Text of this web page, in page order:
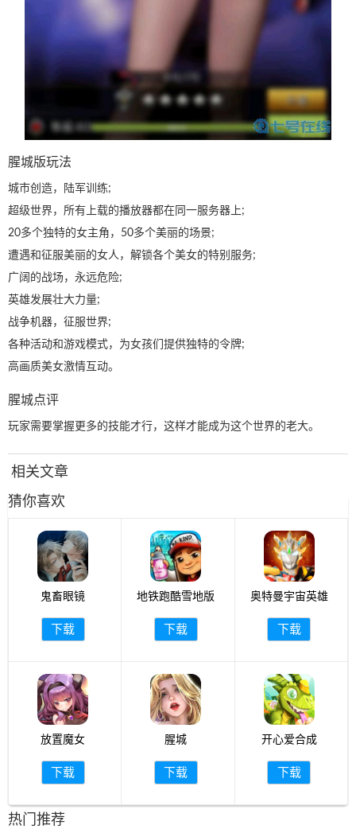
腥城版玩法
城市创造，陆军训练;
超级世界，所有上载的播放器都在同一服务器上;
20多个独特的女主角，50多个美丽的场景;
遭遇和征服美丽的女人，解锁各个美女的特别服务;
广阔的战场，永远危险;
英雄发展壮大力量;
战争机器，征服世界;
各种活动和游戏模式，为女孩们提供独特的令牌;
高画质美女激情互动。
腥城点评
玩家需要掌握更多的技能才行，这样才能成为这个世界的老大。
相关文章
猜你喜欢
鬼畜眼镜
下载
地铁跑酷雪地版
下载
奥特曼宇宙英雄
下载
放置魔女
下载
腥城
下载
开心爱合成
下载
热门推荐